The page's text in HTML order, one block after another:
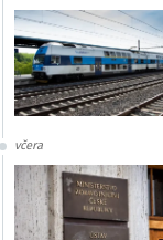
včera